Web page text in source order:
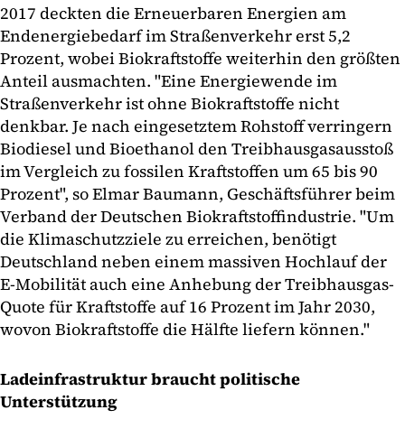
2017 deckten die Erneuerbaren Energien am
Endenergiebedarf im Straßenverkehr erst 5,2
Prozent, wobei Biokraftstoffe weiterhin den größten
Anteil ausmachten. "Eine Energiewende im
Straßenverkehr ist ohne Biokraftstoffe nicht
denkbar. Je nach eingesetztem Rohstoff verringern
Biodiesel und Bioethanol den Treibhausgasausstoß
im Vergleich zu fossilen Kraftstoffen um 65 bis 90
Prozent", so Elmar Baumann, Geschäftsführer beim
Verband der Deutschen Biokraftstoffindustrie. "Um
die Klimaschutzziele zu erreichen, benötigt
Deutschland neben einem massiven Hochlauf der
E-Mobilität auch eine Anhebung der Treibhausgas-
Quote für Kraftstoffe auf 16 Prozent im Jahr 2030,
wovon Biokraftstoffe die Hälfte liefern können."
Ladeinfrastruktur braucht politische
Unterstützung